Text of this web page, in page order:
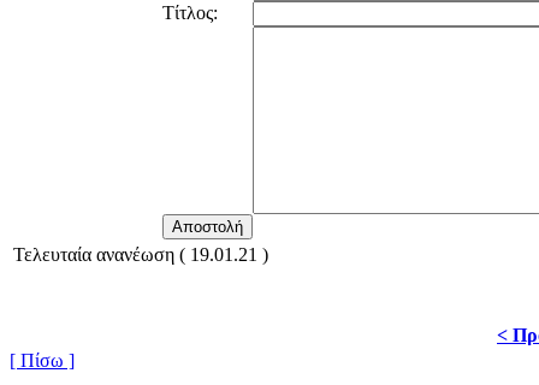
Τίτλος:
Τελευταία ανανέωση ( 19.01.21 )
<
[ Πίσω ]